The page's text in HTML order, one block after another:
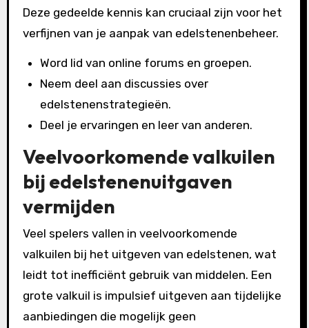
Deze gedeelde kennis kan cruciaal zijn voor het
verfijnen van je aanpak van edelstenenbeheer.
Word lid van online forums en groepen.
Neem deel aan discussies over
edelstenenstrategieën.
Deel je ervaringen en leer van anderen.
Veelvoorkomende valkuilen
bij edelstenenuitgaven
vermijden
Veel spelers vallen in veelvoorkomende
valkuilen bij het uitgeven van edelstenen, wat
leidt tot inefficiënt gebruik van middelen. Een
grote valkuil is impulsief uitgeven aan tijdelijke
aanbiedingen die mogelijk geen